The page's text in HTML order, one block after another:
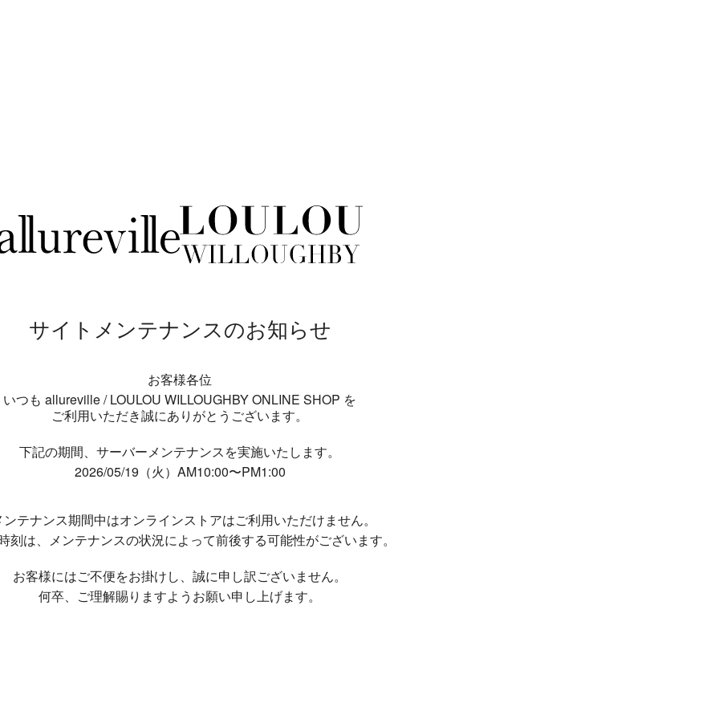
サイトメンテナンスのお知らせ
お客様各位
いつも allureville / LOULOU WILLOUGHBY ONLINE SHOP を
ご利用いただき誠にありがとうございます。
下記の期間、サーバーメンテナンスを実施いたします。
2026/05/19（火）AM10:00〜PM1:00
ンテナンス期間中はオンラインストアはご利用いただけません。
刻は、メンテナンスの状況によって前後する可能性がございます。
お客様にはご不便をお掛けし、 誠に申し訳ございません。
何卒、ご理解賜りますようお願い申し上げます。